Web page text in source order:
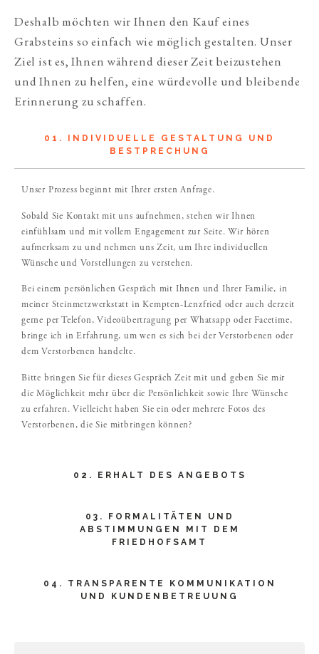
Deshalb möchten wir Ihnen den Kauf eines
Grabsteins so einfach wie möglich gestalten. Unser
Ziel ist es, Ihnen während dieser Zeit beizustehen
und Ihnen zu helfen, eine würdevolle und bleibende
Erinnerung zu schaffen.
01. INDIVIDUELLE GESTALTUNG UND
BESTPRECHUNG
02. ERHALT DES ANGEBOTS
03. FORMALITÄTEN UND
ABSTIMMUNGEN MIT DEM
FRIEDHOFSAMT
04. TRANSPARENTE KOMMUNIKATION
UND KUNDENBETREUUNG
Unser Prozess beginnt mit Ihrer ersten Anfrage.
Sobald Sie Kontakt mit uns aufnehmen, stehen wir Ihnen
einfühlsam und mit vollem Engagement zur Seite. Wir hören
aufmerksam zu und nehmen uns Zeit, um Ihre individuellen
Wünsche und Vorstellungen zu verstehen.
Bei einem persönlichen Gespräch mit Ihnen und Ihrer Familie, in
meiner Steinmetzwerkstatt in Kempten-Lenzfried oder auch derzeit
gerne per Telefon, Videoübertragung per Whatsapp oder Facetime,
bringe ich in Erfahrung, um wen es sich bei der Verstorbenen oder
dem Verstorbenen handelte.
Bitte bringen Sie für dieses Gespräch Zeit mit und geben Sie mir
die Möglichkeit mehr über die Persönlichkeit sowie Ihre Wünsche
zu erfahren. Vielleicht haben Sie ein oder mehrere Fotos des
Verstorbenen, die Sie mitbringen können?